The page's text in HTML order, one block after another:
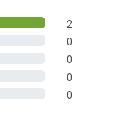
cellulóz;
dioxid.
2
0
0
0
0